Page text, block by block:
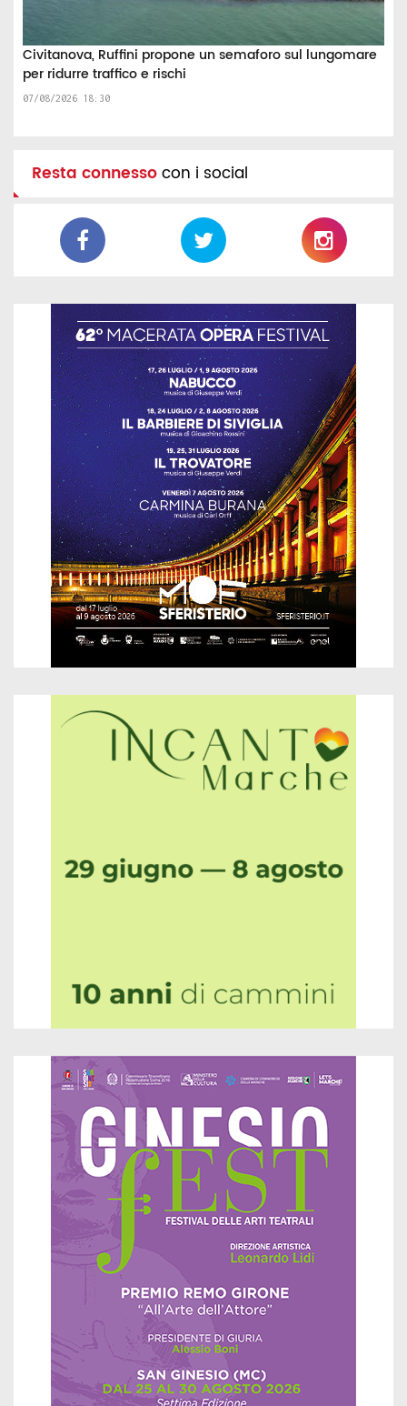
Civitanova, Ruffini propone un semaforo sul lungomare
per ridurre traffico e rischi
07/08/2026 18:30
Resta connessocon i social